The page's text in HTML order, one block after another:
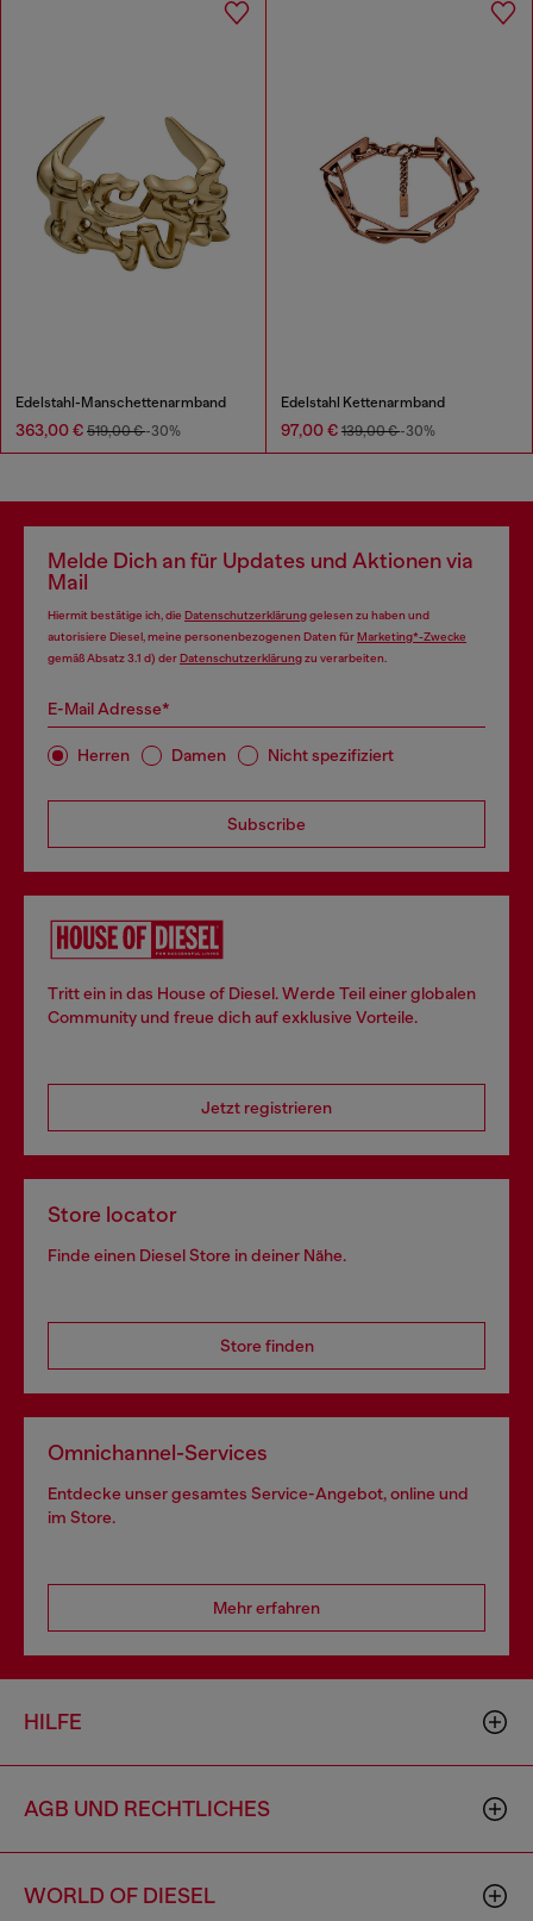
Edelstahl-Manschettenarmband
363,00 € 519,00 €-30%
Edelstahl Kettenarmband
97,00 € 139,00 €-30%
Melde Dich an für Updates und Aktionen via
Mail
Hiermit bestätige ich, die Datenschutzerklärunggelesen zu haben und
autorisiere Diesel, meine personenbezogenen Daten fürMarketing*-Zwecke
gemäß Absatz 3.1 d) derDatenschutzerklärungzu verarbeiten.
E-Mail Adresse*
Herren Damen Nicht spezifiziert
Subscribe
Tritt ein in das House of Diesel. Werde Teil einer globalen
Community und freue dich auf exklusive Vorteile.
Jetzt registrieren
Store locator
Finde einen Diesel Store in deiner Nähe.
Store finden
Omnichannel-Services
Entdecke unser gesamtes Service-Angebot, online und
im Store.
Mehr erfahren
HILFE
AGB UND RECHTLICHES
WORLD OF DIESEL